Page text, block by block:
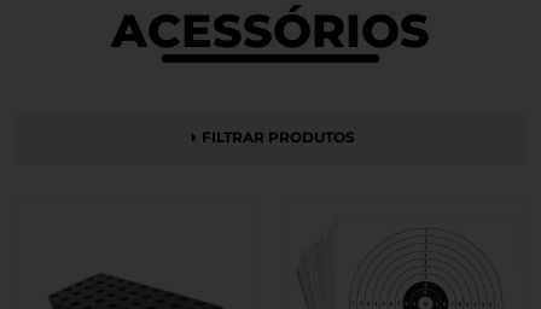
ACESSÓRIOS
FILTRAR PRODUTOS
R$72,16